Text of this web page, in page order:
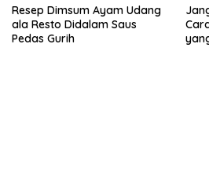
Resep Dimsum Ayam Udang
ala Resto Didalam Saus
Pedas Gurih